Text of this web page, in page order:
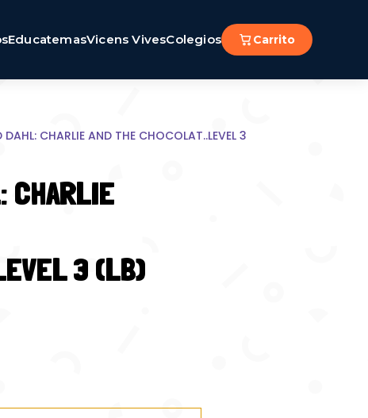
EducatemasVicens VivesColegios Carrito
CHARLIE AND THE CHOCOLAT..LEVEL 3
CHARLIE
3 (LB)